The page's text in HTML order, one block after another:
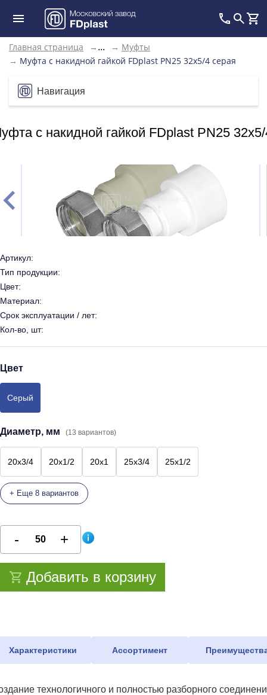
Главная страница → ... → Муфты
→ Муфта с накидной гайкой FDplast PN25 32х5/4 серая
Навигация
с накидной гайкой FDplast PN25
Артикул:
Тип продукции:
Цвет:
Материал:
Срок эксплуатации / лет:
Кол-во, шт:
Цвет
Серый
Диаметр, мм (13 вариантов)
20х3/4 20х1/2 20х1 25х3/4 25х1/2
+ Еще 8 вариантов
Добавить в корзину
Характеристики Ассортимент
технологичного и полностью разборного